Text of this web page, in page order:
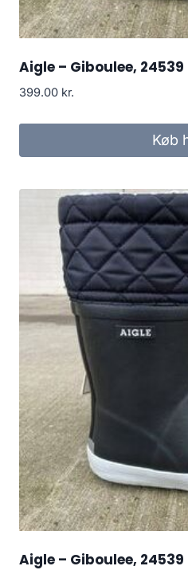
Aigle – Giboulee, 24539
399.00 kr.
Køb
Aigle – Giboulee, 24539